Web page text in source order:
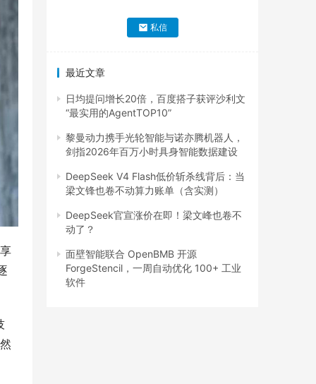
私信
最近文章
日均提问增长20倍，百度搭子获评沙利文
“最实用的AgentTOP10”
黎曼动力携手光轮智能与诺亦腾机器人，
剑指2026年百万小时具身智能数据建设
DeepSeek V4 Flash低价斩杀线背后：当
梁文锋也卷不动算力账单（含实测）
DeepSeek官宣涨价在即！梁文峰也卷不
动了？
面壁智能联合 OpenBMB 开源
ForgeStencil，一周自动优化 100+ 工业
软件